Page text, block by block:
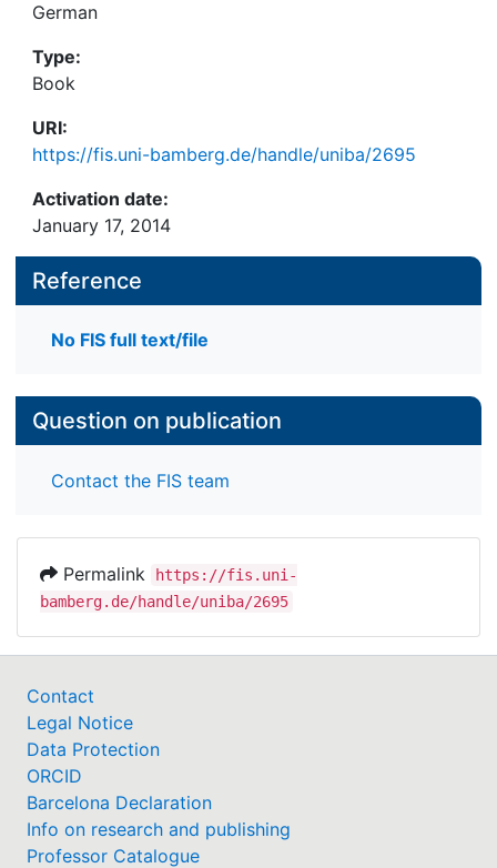
German
Type:
Book
URI:
https://fis.uni-bamberg.de/handle/uniba/2695
Activation date:
January 17, 2014
Reference
No FIS full text/file
Question on publication
Contact the FIS team
Permalink
https://fis.uni-
bamberg.de/handle/uniba/2695
Contact
Legal Notice
Data Protection
ORCID
Barcelona Declaration
Info on research and publishing
Professor Catalogue